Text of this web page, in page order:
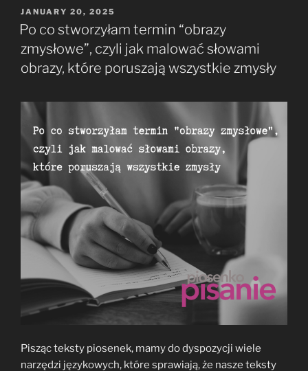
POSTED
ON
JANUARY 20, 2025
Po co stworzyłam termin “obrazy
zmysłowe”, czyli jak malować słowami
obrazy, które poruszają wszystkie zmysły
Pisząc teksty piosenek, mamy do dyspozycji wiele
narzędzi językowych, które sprawiają, że nasze teksty